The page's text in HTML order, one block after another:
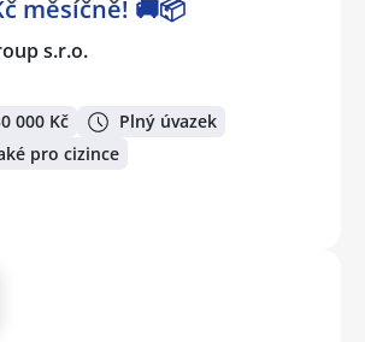
měsíčně! 🚚📦
s.r.o.
000 Kč
Plný úvazek
pro cizince